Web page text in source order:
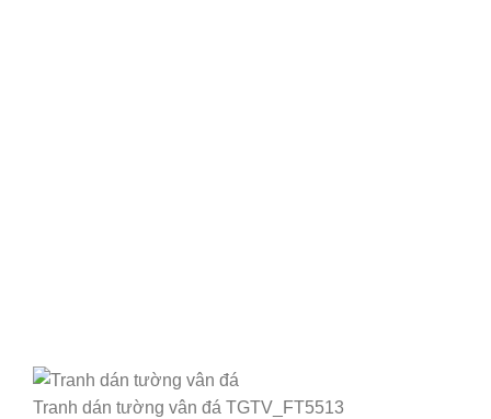
Tranh dán tường vân đá TGTV_FT5513